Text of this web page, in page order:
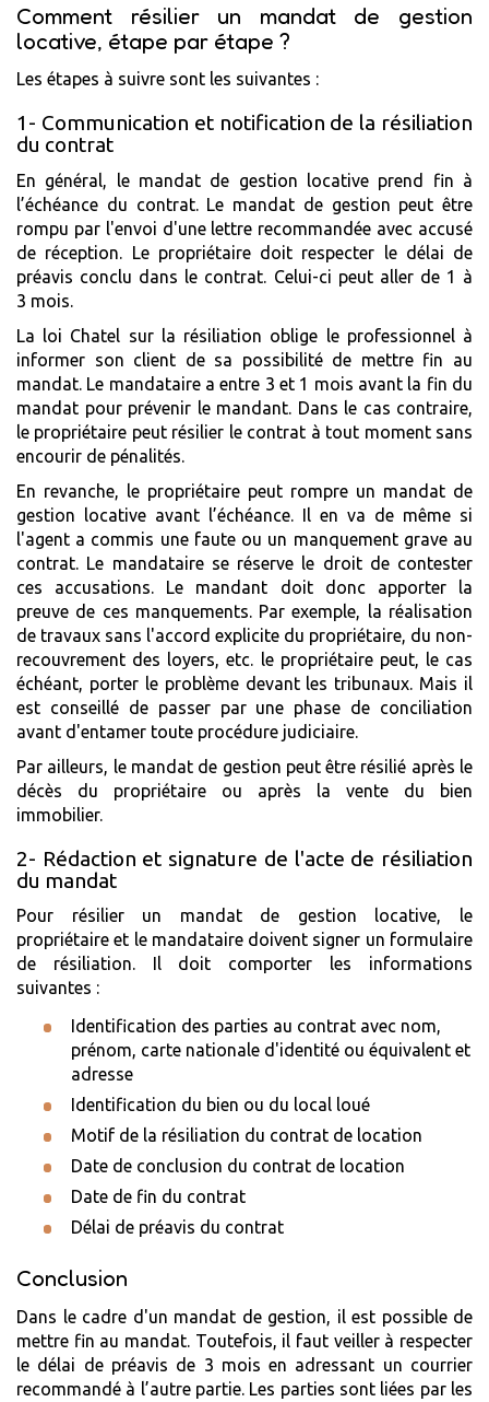
Comment résilier un mandat de gestion
locative, étape par étape ?
Les étapes à suivre sont les suivantes :
1- Communication et notification de la résiliation
du contrat
En général, le mandat de gestion locative prend fin à
l’échéance du contrat. Le mandat de gestion peut être
rompu par l'envoi d'une lettre recommandée avec accusé
de réception. Le propriétaire doit respecter le délai de
préavis conclu dans le contrat. Celui-ci peut aller de 1 à
3 mois.
La loi Chatel sur la résiliation oblige le professionnel à
informer son client de sa possibilité de mettre fin au
mandat. Le mandataire a entre 3 et 1 mois avant la fin du
mandat pour prévenir le mandant. Dans le cas contraire,
le propriétaire peut résilier le contrat à tout moment sans
encourir de pénalités.
En revanche, le propriétaire peut rompre un mandat de
gestion locative avant l’échéance. Il en va de même si
l'agent a commis une faute ou un manquement grave au
contrat. Le mandataire se réserve le droit de contester
ces accusations. Le mandant doit donc apporter la
preuve de ces manquements. Par exemple, la réalisation
de travaux sans l'accord explicite du propriétaire, du non-
recouvrement des loyers, etc. le propriétaire peut, le cas
échéant, porter le problème devant les tribunaux. Mais il
est conseillé de passer par une phase de conciliation
avant d'entamer toute procédure judiciaire.
Par ailleurs, le mandat de gestion peut être résilié après le
décès du propriétaire ou après la vente du bien
immobilier.
2- Rédaction et signature de l'acte de résiliation
du mandat
Pour résilier un mandat de gestion locative, le
propriétaire et le mandataire doivent signer un formulaire
de résiliation. Il doit comporter les informations
suivantes :
Identification des parties au contrat avec nom,
prénom, carte nationale d'identité ou équivalent et
adresse
Identification du bien ou du local loué
Motif de la résiliation du contrat de location
Date de conclusion du contrat de location
Date de fin du contrat
Délai de préavis du contrat
Conclusion
Dans le cadre d'un mandat de gestion, il est possible de
mettre fin au mandat. Toutefois, il faut veiller à respecter
le délai de préavis de 3 mois en adressant un courrier
recommandé à l’autre partie. Les parties sont liées par les